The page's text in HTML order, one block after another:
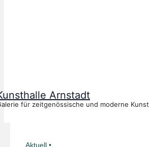
Arnstadt
für zeitgenössische und moderne Kunst
Aktuell